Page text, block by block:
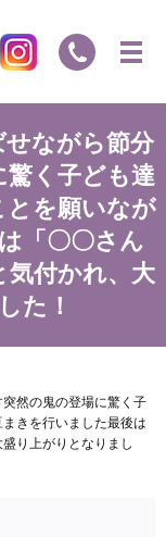
せながら節分
驚く子ども達
とを願いなが
「〇〇さん
気付かれ、大
た！
然の鬼の登場に驚く子
きを行いました最後は
り上がりとなりまし